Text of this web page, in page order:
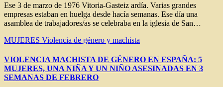
Ese 3 de marzo de 1976 Vitoria-Gasteiz ardía. Varias grandes
empresas estaban en huelga desde hacía semanas. Ese día una
asamblea de trabajadores/as se celebraba en la iglesia de San…
MUJERES Violencia de género y machista
VIOLENCIA MACHISTA DE GÉNERO EN ESPAÑA: 5
MUJERES, UNA NIÑA Y UN NIÑO ASESINADAS EN 3
SEMANAS DE FEBRERO